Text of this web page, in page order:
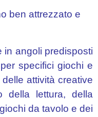
ben attrezzato e
in angoli predisposti
specifici giochi e
attività creative
della lettura, della
da tavolo e dei